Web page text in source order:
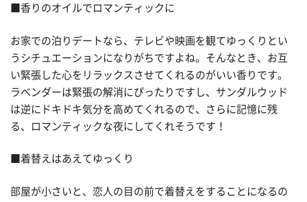
■香りのオイルでロマンティックに
お家での泊りデートなら、テレビや映画を観てゆっくりとい
うシチュエーションになりがちですよね。そんなとき、お互
い緊張した心をリラックスさせてくれるのがいい香りです。
ラベンダーは緊張の解消にぴったりですし、サンダルウッド
は逆にドキドキ気分を高めてくれるので、さらに記憶に残
る、ロマンティックな夜にしてくれそうです！
■着替えはあえてゆっくり
部屋が小さいと、恋人の目の前で着替えをすることになるの